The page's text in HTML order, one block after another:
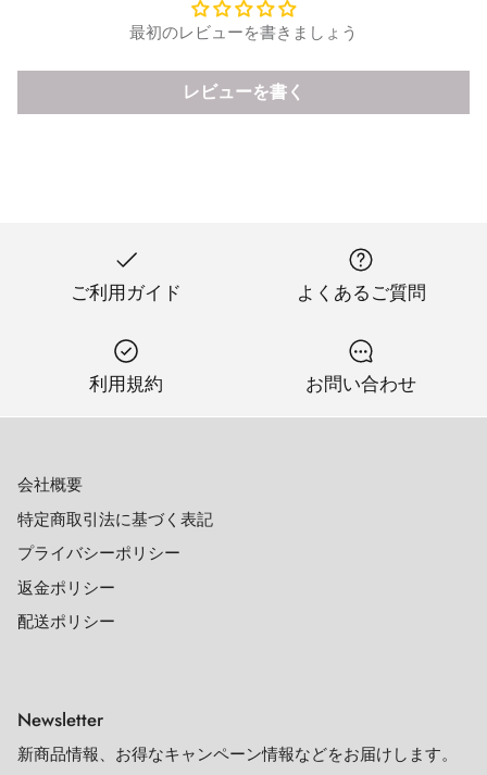
最初のレビューを書きましょう
レビューを書く
ご利用ガイド よくあるご質問
利用規約 お問い合わせ
会社概要
特定商取引法に基づく表記
プライバシーポリシー
返金ポリシー
配送ポリシー
Newsletter
新商品情報、お得なキャンペーン情報などをお届けします。